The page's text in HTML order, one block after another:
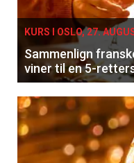
KURS I OSLO, 27.
Sammenlign
viner til en 5-